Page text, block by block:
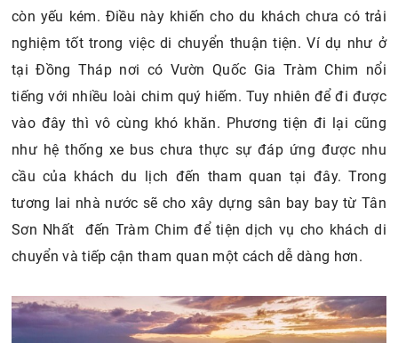
còn yếu kém. Điều này khiến cho du khách chưa có trải
nghiệm tốt trong việc di chuyển thuận tiện. Ví dụ như ở
tại Đồng Tháp nơi có Vườn Quốc Gia Tràm Chim nổi
tiếng với nhiều loài chim quý hiếm. Tuy nhiên để đi được
vào đây thì vô cùng khó khăn. Phương tiện đi lại cũng
như hệ thống xe bus chưa thực sự đáp ứng được nhu
cầu của khách du lịch đến tham quan tại đây. Trong
tương lai nhà nước sẽ cho xây dựng sân bay bay từ Tân
Sơn Nhất đến Tràm Chim để tiện dịch vụ cho khách di
chuyển và tiếp cận tham quan một cách dễ dàng hơn.